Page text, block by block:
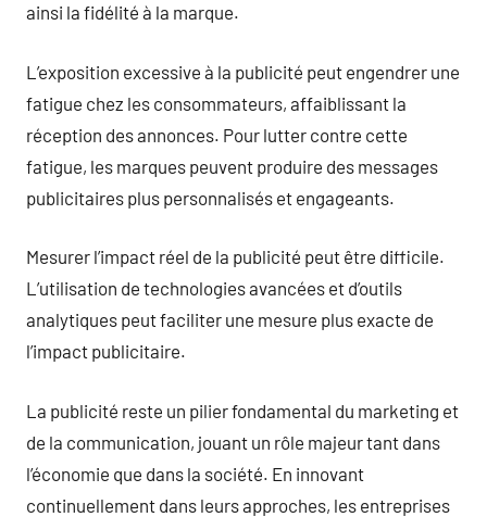
ainsi la fidélité à la marque.
L’exposition excessive à la publicité peut engendrer une
fatigue chez les consommateurs, affaiblissant la
réception des annonces. Pour lutter contre cette
fatigue, les marques peuvent produire des messages
publicitaires plus personnalisés et engageants.
Mesurer l’impact réel de la publicité peut être difficile.
L’utilisation de technologies avancées et d’outils
analytiques peut faciliter une mesure plus exacte de
l’impact publicitaire.
La publicité reste un pilier fondamental du marketing et
de la communication, jouant un rôle majeur tant dans
l’économie que dans la société. En innovant
continuellement dans leurs approches, les entreprises